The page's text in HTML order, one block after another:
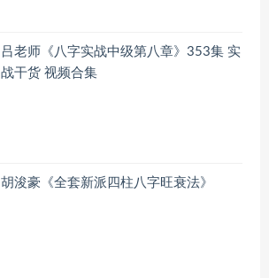
吕老师《八字实战中级第八章》353集 实
战干货 视频合集
胡浚豪《全套新派四柱八字旺衰法》